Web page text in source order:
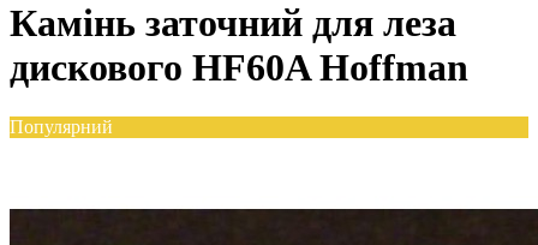
Камінь заточний для леза
дискового HF60A Hoffman
Популярний